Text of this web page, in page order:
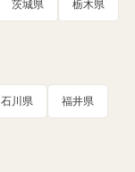
茨城県 栃木県
石川県 福井県